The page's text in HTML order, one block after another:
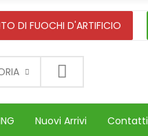
DI FUOCHI D'ARTIFICIO
Nuovi Arrivi Contatti